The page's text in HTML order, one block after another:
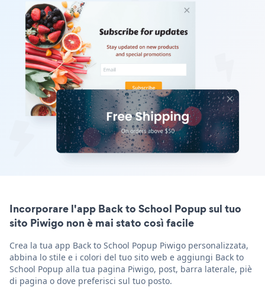
Incorporare l'app Back to School Popup sul tuo
sito Piwigo non è mai stato così facile
Crea la tua app Back to School Popup Piwigo personalizzata,
abbina lo stile e i colori del tuo sito web e aggiungi Back to
School Popup alla tua pagina Piwigo, post, barra laterale, piè
di pagina o dove preferisci sul tuo posto.